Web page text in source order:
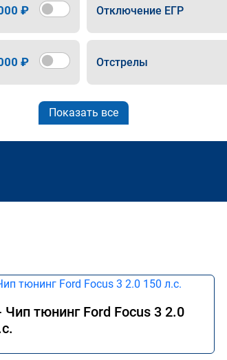
₽ Отключение ЕГР
₽ Отстрелы
Показать все
Чип тюнинг Ford Focus 3 2.0